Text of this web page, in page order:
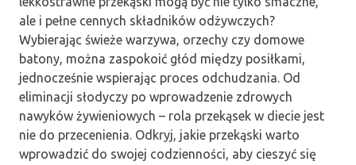
ale i pełne cennych składników odżywczych?
Wybierając świeże warzywa, orzechy czy domowe
batony, można zaspokoić głód między posiłkami,
jednocześnie wspierając proces odchudzania. Od
eliminacji słodyczy po wprowadzenie zdrowych
nawyków żywieniowych – rola przekąsek w diecie jest
nie do przecenienia. Odkryj, jakie przekąski warto
wprowadzić do swojej codzienności, aby cieszyć się